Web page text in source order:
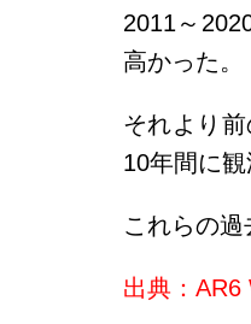
2011～
高かった。
それより
10年間に
これらの
出典：AR6